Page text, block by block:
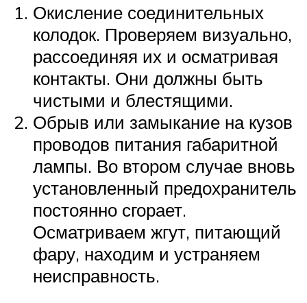
Окисление соединительных
колодок. Проверяем визуально,
рассоединяя их и осматривая
контакты. Они должны быть
чистыми и блестящими.
Обрыв или замыкание на кузов
проводов питания габаритной
лампы. Во втором случае вновь
установленный предохранитель
постоянно сгорает.
Осматриваем жгут, питающий
фару, находим и устраняем
неисправность.